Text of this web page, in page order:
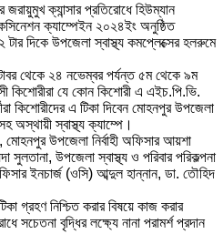
জরায়ুমুখ ক্যান্সার প্রতিরোধে হিউম্যান
ক্যাম্পেইন ২০২৪ইং অনুষ্ঠিত
দিকে উপজেলা স্বাস্থ্য কমপ্লেক্সের হলরুমে
থেকে ২৪ নভেম্বর পর্যন্ত ৫ম থেকে ৯ম
কিশোরীরা যে কোন কিশোরী এ এইচ.পি.ভি.
কিশোরীদের এ টিকা দিবেন মোহনপুর উপজেলা
অস্থায়ী স্বাস্থ্য ক্যাম্পে।
উপজেলা নির্বাহী অফিসার আয়শা
সুলতানা, উপজেলা স্বাস্থ্য ও পরিবার পরিকল্পনা
ইনচার্জ (ওসি) আব্দুল হান্নান, ডা. তৌহিদ
গ্রহণ নিশ্চিত করার বিষয়ে কাজ করার
সচেতনা বৃদ্ধির লক্ষ্যে নানা পরামর্শ প্রদান